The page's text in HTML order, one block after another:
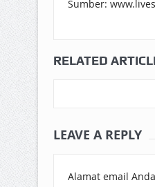
Sumber:
RELATED
LEAVE A REPLY
Alamat email